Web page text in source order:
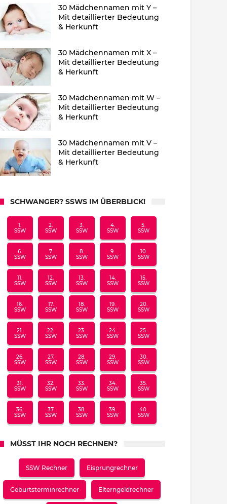
30 Mädchennamen mit Y –
Mit detaillierter Bedeutung
& Herkunft
30 Mädchennamen mit X –
Mit detaillierter Bedeutung
& Herkunft
30 Mädchennamen mit W –
Mit detaillierter Bedeutung
& Herkunft
30 Mädchennamen mit V –
Mit detaillierter Bedeutung
& Herkunft
SCHWANGER? SSWS IM ÜBERBLICK!
1.
SSW
2.
SSW
3.
SSW
4.
SSW
5.
SSW
6.
SSW
7.
SSW
8.
SSW
9.
SSW
10.
SSW
11.
SSW
12.
SSW
13.
SSW
14.
SSW
15.
SSW
16.
SSW
17.
SSW
18.
SSW
19.
SSW
20.
SSW
21.
SSW
22.
SSW
23.
SSW
24.
SSW
25.
SSW
26.
SSW
27.
SSW
28.
SSW
29.
SSW
30.
SSW
31.
SSW
32.
SSW
33.
SSW
34.
SSW
35.
SSW
36.
SSW
37.
SSW
38.
SSW
39.
SSW
40.
SSW
MÜSST IHR NOCH RECHNEN?
SSW Rechner Eisprungrechner
Geburtsterminrechner Elterngeldrechner